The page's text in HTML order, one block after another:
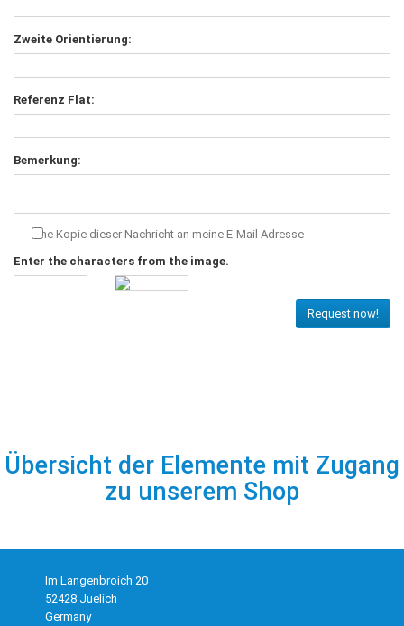
Zweite Orientierung:
Referenz Flat:
Bemerkung:
Eine Kopie dieser Nachricht an meine E-Mail Adresse
Enter the characters from the image.
Request now!
Übersicht der Elemente mit Zugang
zu unserem Shop
Im Langenbroich 20
52428 Juelich
Germany